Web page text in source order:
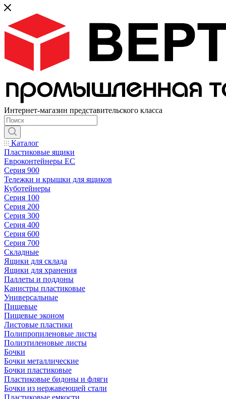
Интернет-магазин представительского класса
Каталог
Пластиковые ящики
Евроконтейнеры ЕС
Серия 900
Тележки и крышки для ящиков
Куботейнеры
Серия 100
Серия 200
Серия 300
Серия 400
Серия 600
Серия 700
Складные
Ящики для склада
Ящики для хранения
Паллеты и поддоны
Канистры пластиковые
Универсальные
Пищевые
Пищевые эконом
Листовые пластики
Полипропиленовые листы
Полиэтиленовые листы
Бочки
Бочки металлические
Бочки пластиковые
Пластиковые бидоны и фляги
Бочки из нержавеющей стали
Пластиковые емкости